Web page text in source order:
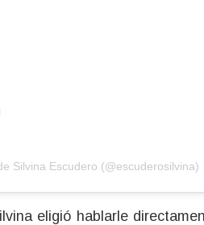
Silvina Escudero (@escuderosilvina)
eligió hablarle